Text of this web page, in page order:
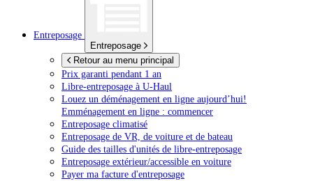
Entreposage
Entreposage
Retour au menu principal
Prix garanti pendant 1 an
Libre-entreposage à U-Haul
Louez un déménagement en ligne aujourd’hui!
Emménagement en ligne : commencer
Entreposage climatisé
Entreposage de VR, de voiture et de bateau
Guide des tailles d'unités de libre-entreposage
Entreposage extérieur/accessible en voiture
Payer ma facture d'entreposage